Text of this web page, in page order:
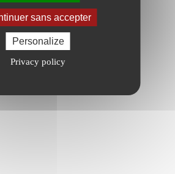
sans accepter
Personalize
Privacy policy